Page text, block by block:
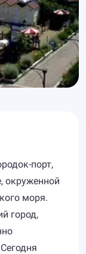
порт,
окруженной
моря.
город,